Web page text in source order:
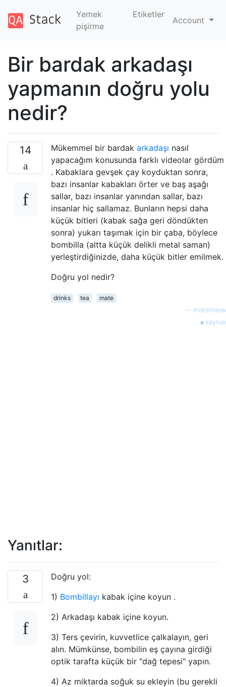
Yemek
pişirme
Etiketler
Account
Bir bardak arkadaşı
yapmanın doğru yolu
nedir?
14 Mükemmel bir bardak arkadaşı nasıl
yapacağım konusunda farklı videolar gördüm
. Kabaklara gevşek çay koyduktan sonra,
bazı insanlar kabakları örter ve baş aşağı
sallar, bazı insanlar yanından sallar, bazı
insanlar hiç sallamaz. Bunların hepsi daha
küçük bitleri (kabak sağa geri döndükten
sonra) yukarı taşımak için bir çaba, böylece
bombilla (altta küçük delikli metal saman)
yerleştirdiğinizde, daha küçük bitler emilmek.
Doğru yol nedir?
drinks tea
mate
milesmeow
kaynak
Yanıtlar:
3
Doğru yol:
1) Bombillayı kabak içine koyun .
2) Arkadaşı kabak içine koyun.
3) Ters çevirin, kuvvetlice çalkalayın, geri
alın. Mümkünse, bombilin eş çayına girdiği
optik tarafta küçük bir "dağ tepesi" yapın.
4) Az miktarda soğuk su ekleyin (bu gerekli